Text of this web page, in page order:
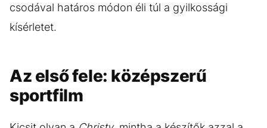
csodával határos módon éli túl a gyilkossági
kísérletet.
Az első fele: középszerű
sportfilm